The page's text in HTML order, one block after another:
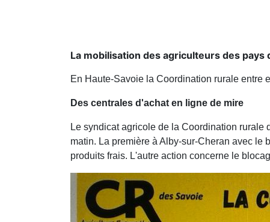
La mobilisation des agriculteurs des
En Haute-Savoie la Coordination rurale entre
Des centrales d'achat en ligne de mire
Le syndicat agricole de la Coordination
matin. La première à Alby-sur-Cheran avec
produits frais. L'autre action concerne le